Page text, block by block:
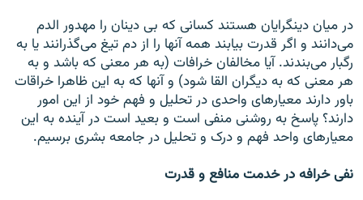
در میان دینگرایان هستند کسانی که بی دینان را مهدور الدم
می‌دانند و اگر قدرت بیابند همه آنها را از دم تیغ می‌گذرانند یا به
رگبار می‌بندند. آیا مخالفان خرافات (به هر معنی که باشد و به
هر معنی که به دیگران القا شود) و آنها که به این ظاهرا خراقات
باور دارند معیارهای واحدی در تحلیل و فهم خود از این امور
دارند؟ پاسخ به روشنی منفی است و بعید است در آینده به این
معیارهای واحد فهم و درک و تحلیل در جامعه بشری برسیم.
نفی خرافه در خدمت منافع و قدرت